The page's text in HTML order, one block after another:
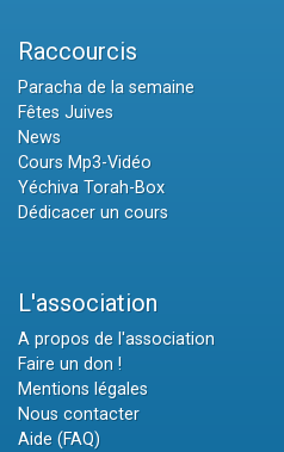
Raccourcis
Paracha de la semaine
Fêtes Juives
News
Cours Mp3-Vidéo
Yéchiva Torah-Box
Dédicacer un cours
L'association
A propos de l'association
Faire un don !
Mentions légales
Nous contacter
Aide (FAQ)